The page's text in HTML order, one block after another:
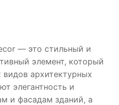
— это стильный и
элемент, который
архитектурных
элегантность и
и фасадам зданий, а